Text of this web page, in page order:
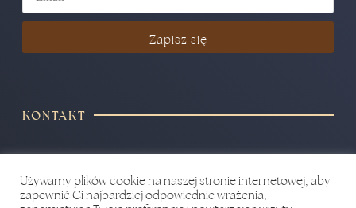
Zapisz się
KONTAKT
hello@yourwaypoint.pl
Używamy plików cookie na naszej stronie internetowej, aby
zapewnić Ci najbardziej odpowiednie wrażenia,